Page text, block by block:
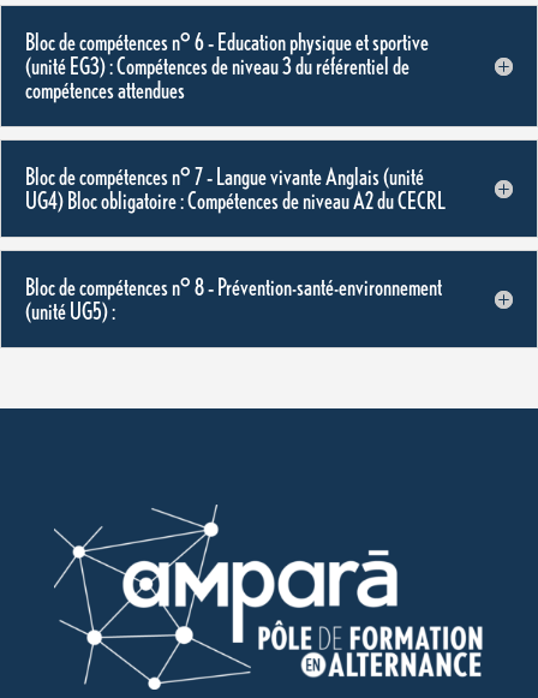
Bloc de compétences n° 6 – Education physique et sportive
(unité EG3) : Compétences de niveau 3 du référentiel de
compétences attendues
Bloc de compétences n° 7 – Langue vivante Anglais (unité
UG4) Bloc obligatoire : Compétences de niveau A2 du CECRL
Bloc de compétences n° 8 – Prévention-santé-environnement
(unité UG5) :